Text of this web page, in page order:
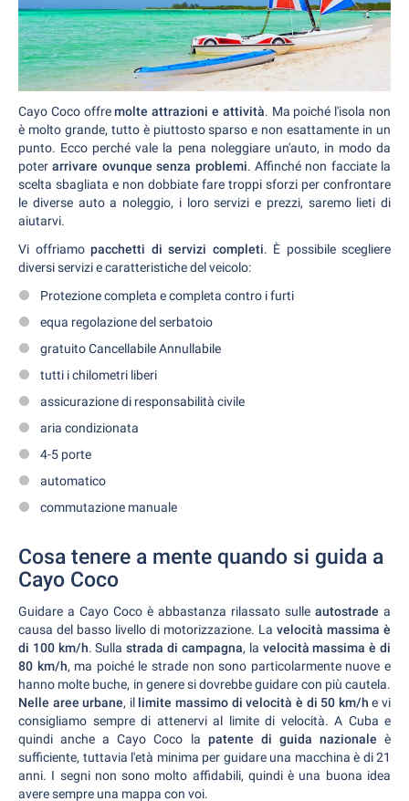
Cayo Coco offremolte attrazioni e attività. Ma poiché l'isola non
è molto grande, tutto è piuttosto sparso e non esattamente in un
punto. Ecco perché vale la pena noleggiare un'auto, in modo da
poterarrivare ovunque senza problemi. Affinché non facciate la
scelta sbagliata e non dobbiate fare troppi sforzi per confrontare
le diverse auto a noleggio, i loro servizi e prezzi, saremo lieti di
aiutarvi.
Vi offriamo pacchetti di servizi completi. È possibile scegliere
diversi servizi e caratteristiche del veicolo:
Protezione completa e completa contro i furti
equa regolazione del serbatoio
gratuito Cancellabile Annullabile
tutti i chilometri liberi
assicurazione di responsabilità civile
aria condizionata
4-5 porte
automatico
commutazione manuale
Cosa tenere a mente quando si guida a
Cayo Coco
Guidare a Cayo Coco è abbastanza rilassato sulle autostrade a
causa del basso livello di motorizzazione. La velocità massima è
di 100 km/h. Sullastrada di campagna, la velocità massima è di
80 km/h, ma poiché le strade non sono particolarmente nuove e
hanno molte buche, in genere si dovrebbe guidare con più cautela.
Nelle aree urbane, il limite massimo di velocità è di 50 km/h e vi
consigliamo sempre di attenervi al limite di velocità. A Cuba e
quindi anche a Cayo Coco la patente di guida nazionale è
sufficiente, tuttavia l'età minima per guidare una macchina è di 21
anni. I segni non sono molto affidabili, quindi è una buona idea
avere sempre una mappa con voi.